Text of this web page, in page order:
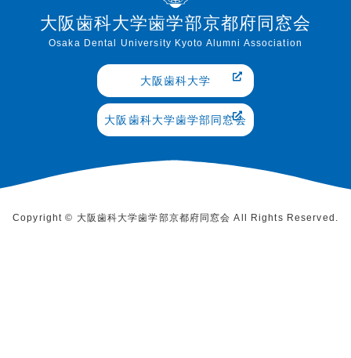
大阪歯科大学歯学部京都府同窓会
Osaka Dental University Kyoto Alumni Association
大阪歯科大学
大阪歯科大学歯学部同窓会
Copyright © 大阪歯科大学歯学部京都府同窓会 All Rights Reserved.